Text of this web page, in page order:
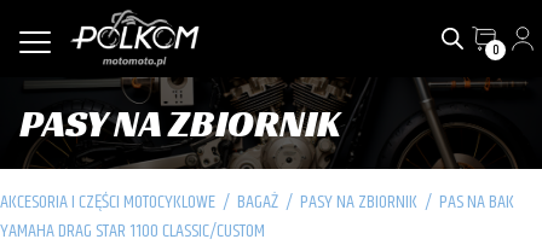
0
PASY NA ZBIORNIK
AKCESORIA I CZĘŚCI MOTOCYKLOWE / BAGAŻ / PASY NA ZBIORNIK / PAS NA BAK
YAMAHA DRAG STAR 1100 CLASSIC/CUSTOM